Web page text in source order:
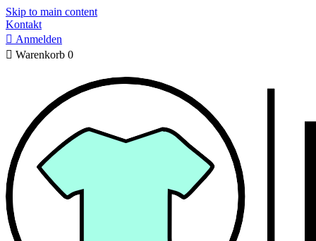
Skip to main content
Kontakt
 Anmelden
 Warenkorb 0